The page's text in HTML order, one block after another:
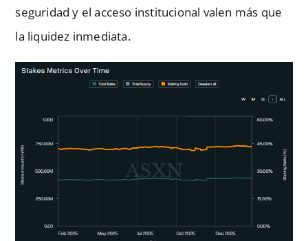
seguridad y el acceso institucional valen más que
la liquidez inmediata.